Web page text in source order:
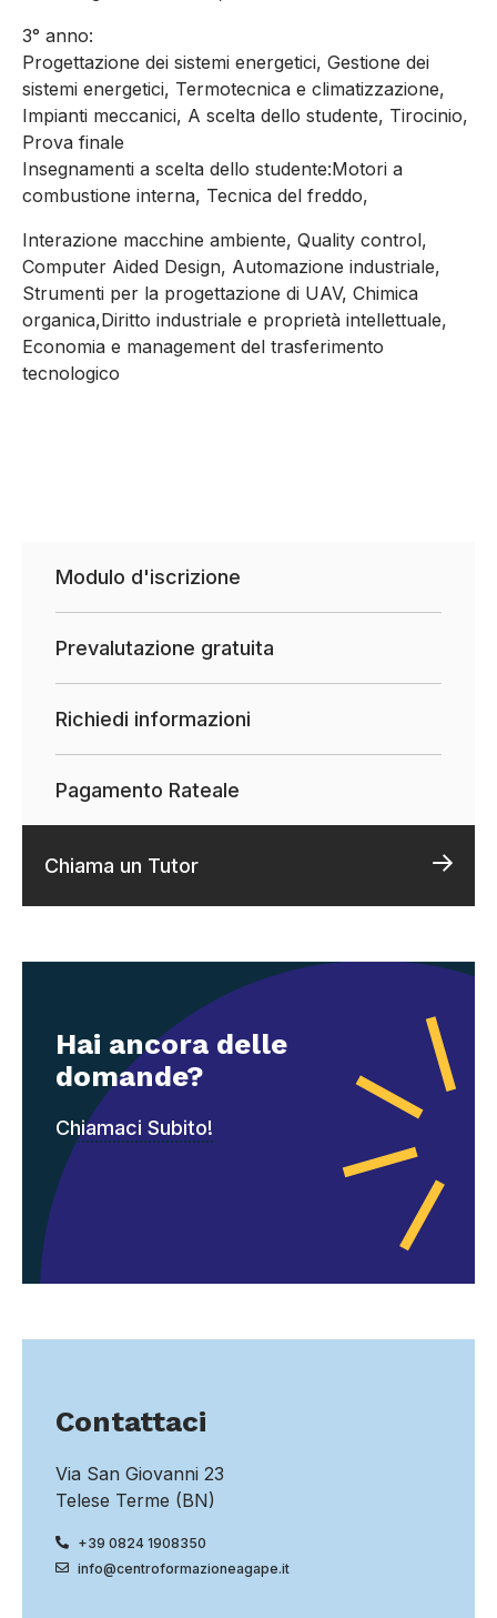
3° anno:
Progettazione dei sistemi energetici, Gestione dei
sistemi energetici, Termotecnica e climatizzazione,
Impianti meccanici, A scelta dello studente, Tirocinio,
Prova finale
Insegnamenti a scelta dello studente:Motori a
combustione interna, Tecnica del freddo,
Interazione macchine ambiente, Quality control,
Computer Aided Design, Automazione industriale,
Strumenti per la progettazione di UAV, Chimica
organica,Diritto industriale e proprietà intellettuale,
Economia e management del trasferimento
tecnologico
Modulo d'iscrizione
Prevalutazione gratuita
Richiedi informazioni
Pagamento Rateale
Chiama un Tutor
Hai ancora delle
domande?
Chiamaci Subito!
Contattaci
Via San Giovanni 23
Telese Terme (BN)
+39 0824 1908350
info@centroformazioneagape.it